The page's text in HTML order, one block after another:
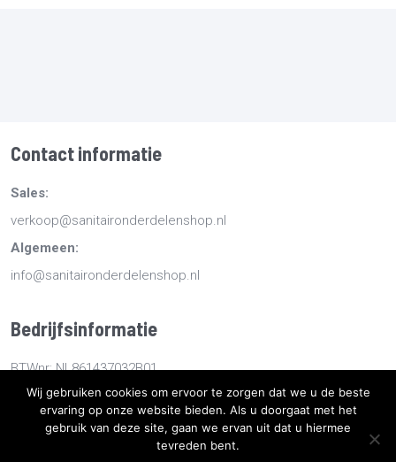
Contact informatie
Sales:
verkoop@sanitaironderdelenshop.nl
Algemeen:
info@sanitaironderdelenshop.nl
Bedrijfsinformatie
BTWnr: NL861437032B01
KvKnr: 78527112
Sanitaironderdelenshop.nl
Wij gebruiken cookies om ervoor te zorgen dat we u de beste
ervaring op onze website bieden. Als u doorgaat met het
gebruik van deze site, gaan we ervan uit dat u hiermee
tevreden bent.